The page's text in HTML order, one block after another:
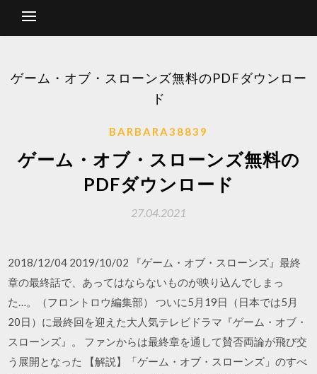
ゲーム・オブ・スローンズ無料のPDFダウンロー
ド
BARBARA38839
ゲーム・オブ・スローンズ無料の
PDFダウンロード
27.04.2021
2018/12/04 2019/10/02 『ゲーム・オブ・スローンズ』最終
章の最終話で、あってはならないものが映り込んでしまっ
た…。（フロントロウ編集部） ついに5月19日（日本では5月
20日）に最終回を迎えた大人気テレビドラマ『ゲーム・オブ・
スローンズ』。 ファンからは最終章を通して賛否両論が飛び交
う展開となった 【解説】「ゲーム・オブ・スローンズ」のすべ